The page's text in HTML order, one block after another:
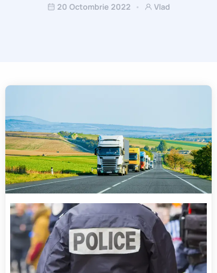
20 Octombrie 2022 Vlad